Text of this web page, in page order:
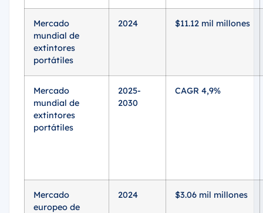
Mercado
mundial de
extintores
portátiles
2024 $11.12 mil millones
Mercado
mundial de
extintores
portátiles
2025-
2030
CAGR 4,9%
Mercado
europeo de
2024 $3.06 mil millones